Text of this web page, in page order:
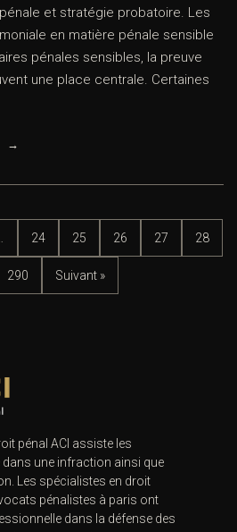
et stratégie probatoire. Les
en matière pénale sensible
pénales sensibles, la preuve
une place centrale. Certaines
24 25 26 27 28
290 Suivant »
pénal ACI assiste les
une infraction ainsi que
Les spécialistes en droit
pénalistes à paris ont
dans la défense des